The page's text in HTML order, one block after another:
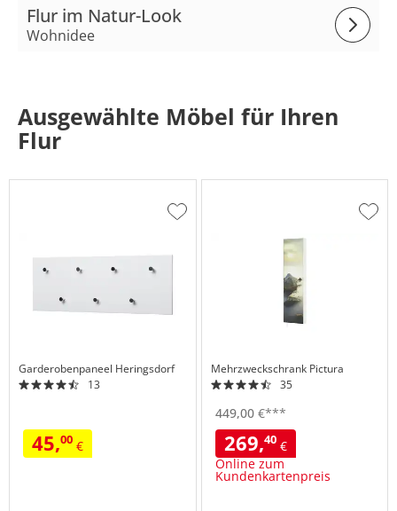
Flur im Natur-Look
Wohnidee
Ausgewählte Möbel für Ihren
Flur
Garderobenpaneel Heringsdorf
13
45,00 €
Zur
Mehrzweckschrank Pictura
35
449,00€***
269,40€
Online zum
Kundenkartenpreis
Zur